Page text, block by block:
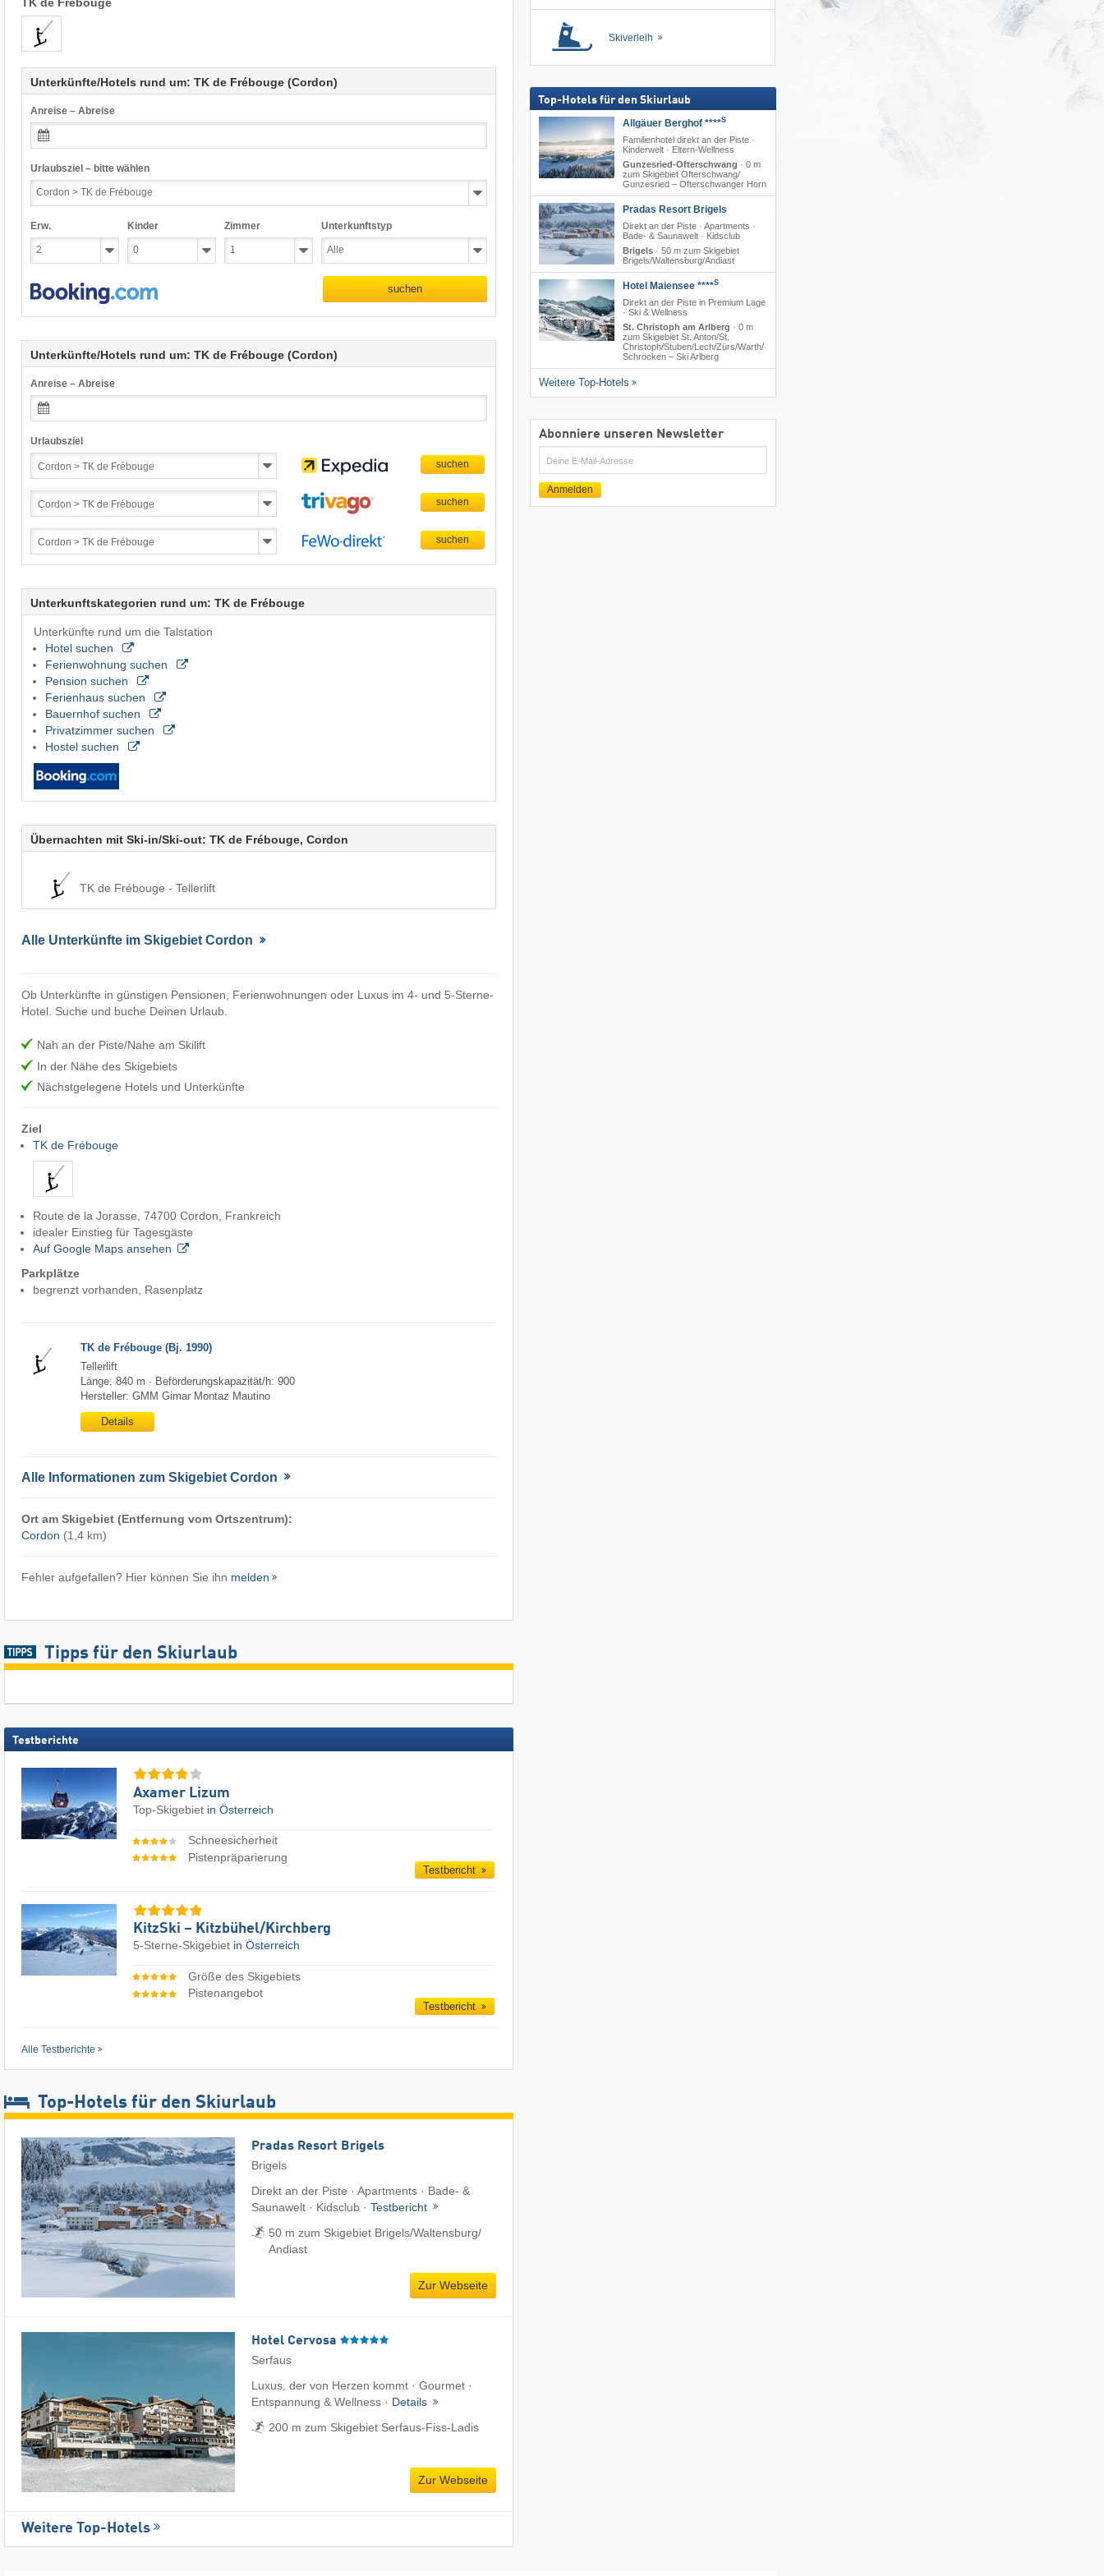
Unterkünfte/Hotels rund um: TK de Frébouge (Cordon)
Anreise – Abreise
Urlaubsziel – bitte wählen
Erw. Kinder Zimmer Unterkunftstyp
suchen
Unterkünfte/Hotels rund um: TK de Frébouge (Cordon)
Anreise – Abreise
Urlaubsziel
Unterkunftskategorien rund um: TK de Frébouge
Unterkünfte rund um die Talstation
Hotel suchen
Ferienwohnung suchen
Pension suchen
Ferienhaus suchen
Bauernhof suchen
Privatzimmer suchen
Hostel suchen
Übernachten mit Ski-in/Ski-out: TK de Frébouge, Cordon
TK de Frébouge - Tellerlift
Alle Unterkünfte im Skigebiet Cordon
Ob Unterkünfte in günstigen Pensionen, Ferienwohnungen oder Luxus im 4- und 5-Sterne-
Hotel. Suche und buche Deinen Urlaub.
Nah an der Piste/Nahe am Skilift
In der Nähe des Skigebiets
Nächstgelegene Hotels und Unterkünfte
Ziel
TK de Frébouge
Route de la Jorasse, 74700 Cordon, Frankreich
idealer Einstieg für Tagesgäste
Auf Google Maps ansehen
Parkplätze
begrenzt vorhanden, Rasenplatz
TK de Frébouge (Bj. 1990)
Tellerlift
Länge: 840 m · Beförderungskapazität/h: 900
Hersteller: GMM Gimar Montaz Mautino
Details
Alle Informationen zum Skigebiet Cordon
Ort am Skigebiet (Entfernung vom Ortszentrum):
Cordon (1,4 km)
Fehler aufgefallen? Hier können Sie ihn melden
Tipps für den Skiurlaub
Testberichte
Axamer Lizum
Top-Skigebiet in Österreich
Schneesicherheit
Pistenpräparierung
Testbericht
KitzSki – Kitzbühel/​Kirchberg
5-Sterne-Skigebiet in Österreich
Größe des Skigebiets
Pistenangebot
Testbericht
Alle Testberichte
Top-Hotels für den Skiurlaub
Pradas Resort Brigels
Brigels
Direkt an der Piste · Apartments · Bade- &
Saunawelt · Kidsclub · Testbericht
50 m zum Skigebiet Brigels/​Waltensburg/​
Andiast
Zur Webseite
Hotel Cervosa
Serfaus
Luxus, der von Herzen kommt · Gourmet ·
Entspannung & Wellness · Details
200 m zum Skigebiet Serfaus-Fiss-Ladis
Zur Webseite
Weitere Top-Hotels
Skiverleih
Top-Hotels für den Skiurlaub
Allgäuer Berghof ****S
Familienhotel direkt an der Piste ·
Kinderwelt · Eltern-Wellness
Gunzesried-Ofterschwang · 0 m
zum Skigebiet Ofterschwang/​
Gunzesried – Ofterschwanger Horn
Pradas Resort Brigels
Direkt an der Piste · Apartments ·
Bade- & Saunawelt · Kidsclub
Brigels· 50 m zum Skigebiet
Brigels/​Waltensburg/​Andiast
Hotel Maiensee ****S
Direkt an der Piste in Premium Lage
· Ski & Wellness
St. Christoph am Arlberg · 0 m
zum Skigebiet St. Anton/​St.
Christoph/​Stuben/​Lech/​Zürs/​Warth/​
Schröcken – Ski Arlberg
Weitere Top-Hotels
Abonniere unseren Newsletter
E-
Mail
Anmelden